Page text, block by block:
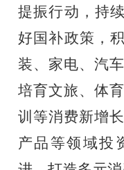
提振行动，持
好国补政策，
装、家电、汽
培育文旅、体
训等消费新增
产品等领域投